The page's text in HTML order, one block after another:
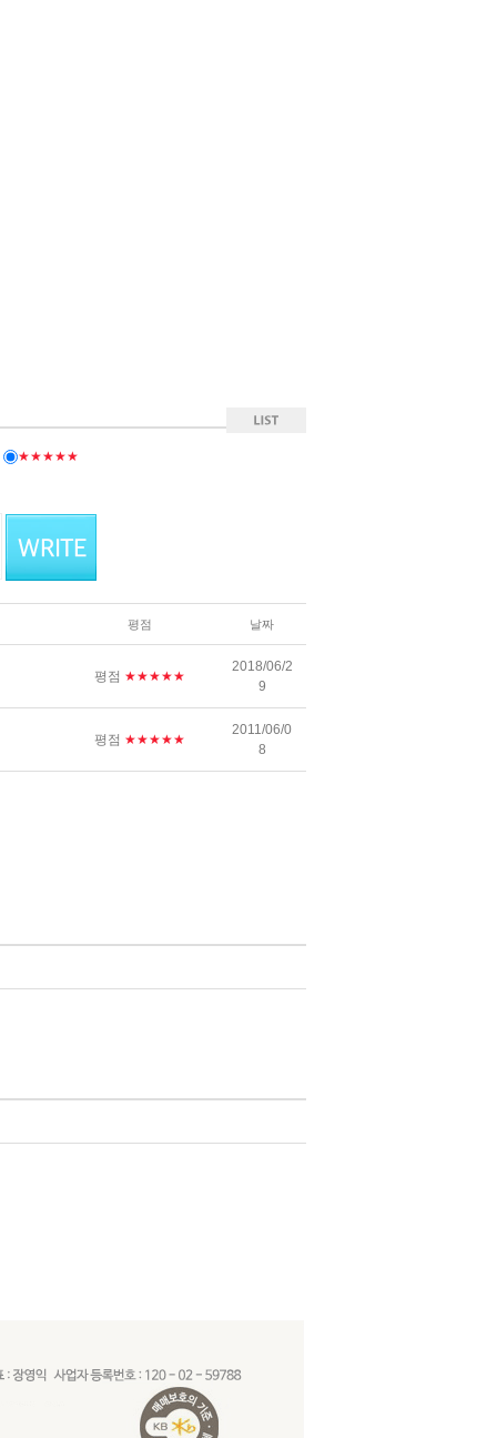
★★★★★
평점 날짜
평점 ★★★★★
2018/06/2
9
평점 ★★★★★
2011/06/0
8